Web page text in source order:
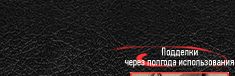
Подделки
через полгода использования